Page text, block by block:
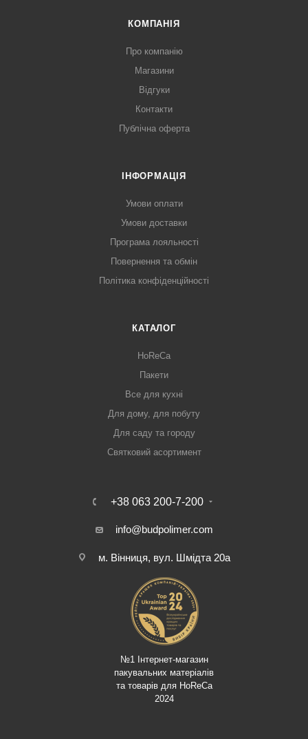
КОМПАНІЯ
Про компанію
Магазини
Відгуки
Контакти
Публічна оферта
ІНФОРМАЦІЯ
Умови оплати
Умови доставки
Програма лояльності
Повернення та обмін
Політика конфіденційності
КАТАЛОГ
HoReCa
Пакети
Все для кухні
Для дому, для побуту
Для саду та городу
Святковий асортимент
+38 063 200-7-200
info@budpolimer.com
м. Вінниця, вул. Шмідта 20а
№1 Інтернет-магазин
пакувальних матеріалів
та товарів для HoReCa
2024